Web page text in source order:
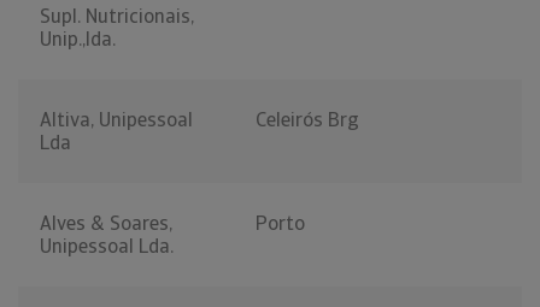
Supl. Nutricionais,
Unip.,lda.
Altiva, Unipessoal
Lda
Celeirós Brg
Alves & Soares,
Unipessoal Lda.
Porto